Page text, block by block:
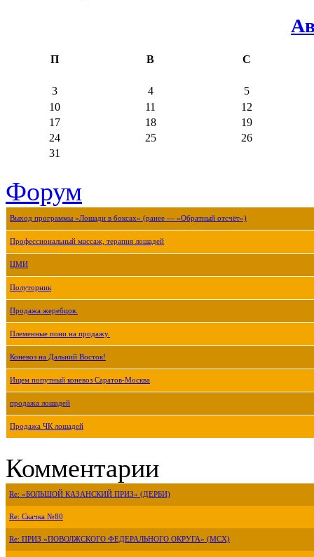
П В С
3 4
5
10
11
12
17
18
19
24
25
26
31
Форум
Выход программы «Лошади в боксах» (ранее — «Обратный отсчёт»)
Профессиональный массаж, терапия лошадей
ЦМИ
Полуторник
Продажа жеребцов.
Племенные пони на продажу.
Коневоз на Дальний Восток!
Ищем попутный коневоз Саратов-Москва
продажа лошадей
Продажа ЧК лошадей
Комментарии
Re: «БОЛЬШОЙ КАЗАНСКИЙ ПРИЗ» (ДЕРБИ)
Re: Скачка №80
Re: ПРИЗ «ПОВОЛЖСКОГО ФЕДЕРАЛЬНОГО ОКРУГА» (МСХ)